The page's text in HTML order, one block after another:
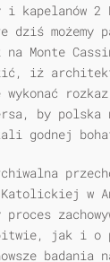
i kapelanów 2
dziś możemy
na Monte
iż
by
godnej
w
jak i o
badania